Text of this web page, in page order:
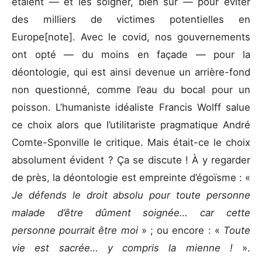
des milliers de victimes potentielles en
Europe[note]. Avec le covid, nos gouvernements
ont opté — du moins en façade — pour la
déontologie, qui est ainsi devenue un arrière-fond
non questionné, comme l’eau du bocal pour un
poisson. L’humaniste idéaliste Francis Wolff salue
ce choix alors que l’utilitariste pragmatique André
Comte-Sponville le critique. Mais était-ce le choix
absolument évident ? Ça se discute ! À y regarder
de près, la déontologie est empreinte d’égoïsme : «
Je défends le droit absolu pour toute personne
malade d’être dûment soignée… car cette
personne pourrait être moi » ; ou encore : « Toute
vie est sacrée… y compris la mienne ! ».